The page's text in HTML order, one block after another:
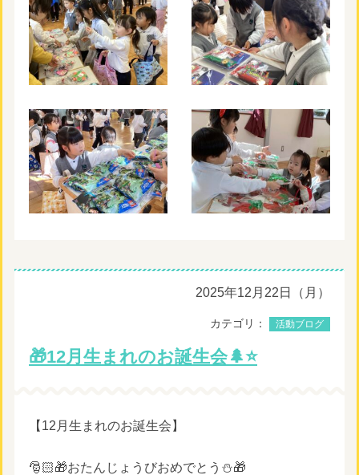
2025年12月22日（月）
カテゴリ： 活動ブログ
🎁12月生まれのお誕生会🌲⭐️
【12月生まれのお誕生会】
🎅🏻🎁おたんじょうびおめでとう⛄️🎁